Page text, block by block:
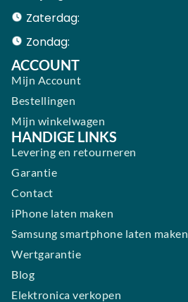
Zaterdag:
Zondag:
ACCOUNT
Mijn Account
Bestellingen
Mijn winkelwagen
HANDIGE LINKS
Levering en retourneren
Garantie
Contact
iPhone laten maken
Samsung smartphone laten maken
Wertgarantie
Blog
Elektronica verkopen